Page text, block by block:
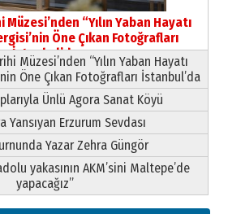
Sebahattin Şirin’e
Pazartesi
“Yılın Yaban Hayatı
Öne Çıkan Fotoğrafları
İstanbul’da
Müzesi’nden “Yılın Yaban Hayatı
Öne Çıkan Fotoğrafları İstanbul’da
Ünlü Agora Sanat Köyü
Erzurum Sevdası
Yazar Zehra Güngör
yakasının AKM’sini Maltepe’de
yapacağız”